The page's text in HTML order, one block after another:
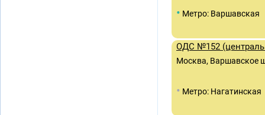
• Метро: Варшавская
ОДС №152
Москва, Варшавское
• Метро: Нагатинская